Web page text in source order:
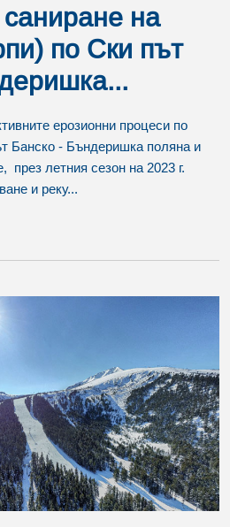
на
по Ски път
ерозионни процеси по
Банско - Бъндеришка поляна и
през летния сезон на 2023 г.
и реку...